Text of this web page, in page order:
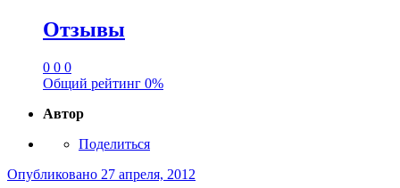
Отзывы
0 0 0
Общий рейтинг 0%
Автор
Поделиться
Опубликовано 27 апреля, 2012